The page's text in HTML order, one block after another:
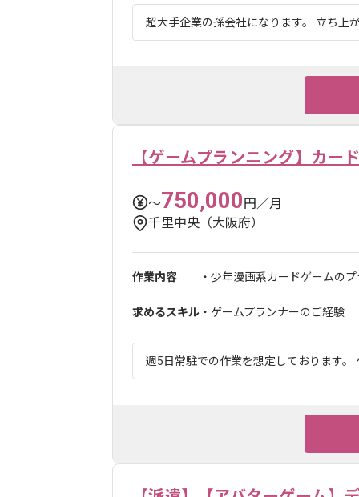
超大手企業の孫会社になります。 立ち上
【ゲームプランニング】カー
〜750,000円／月
千里中央（大阪府）
作業内容 ・少年漫画系カードゲームの
求めるスキル ・ゲームプランナーのご経験
週5日常駐での作業を想定しております